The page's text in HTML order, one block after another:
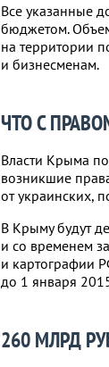
Все указанные
бюджетом.
на территории
и бизнесменам.
ЧТО С
Власти Крыма
возникшие
от украинских,
В Крыму будут
и со временем
и картографии
до 1 января
260 МЛРД